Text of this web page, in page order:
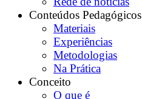
Conteúdos Pedagógicos
Materiais
Experiências
Metodologias
Na Prática
Conceito
O que é